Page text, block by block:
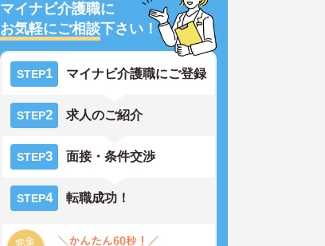
マイナビ介護職に
お気軽にご相談下さい！
STEP1 マイナビ介護職にご登録
STEP2 求人のご紹介
STEP3 面接・条件交渉
STEP4 転職成功！